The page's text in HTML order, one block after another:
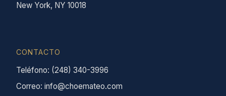
New York, NY 10018
CONTACTO
Teléfono: (248) 340-3996
Correo: info@choemateo.com